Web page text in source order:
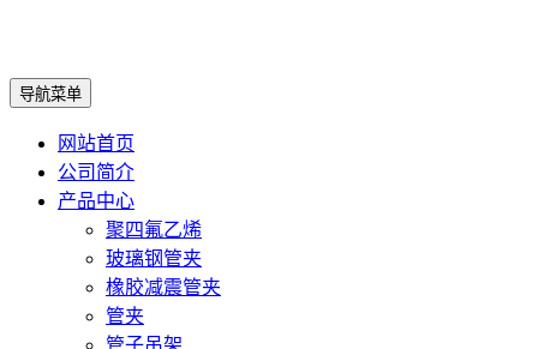
导航菜单
网站首页
公司简介
产品中心
聚四氟乙烯
玻璃钢管夹
橡胶减震管夹
管夹
管子吊架